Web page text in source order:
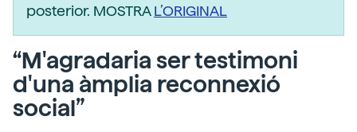
posterior. MOSTRAL’ORIGINAL
“M'agradaria ser testimoni
d'una àmplia reconnexió
social”